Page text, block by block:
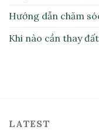
Hướng dẫn chăm
Khi nào cần thay
LATEST